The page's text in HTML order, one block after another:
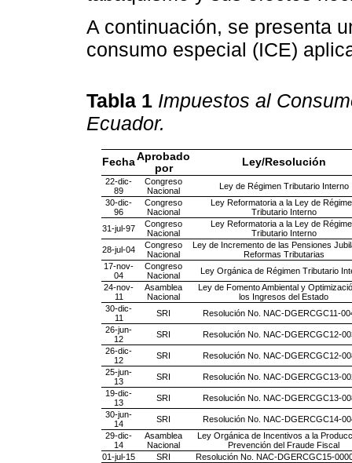
A continuación, se presenta
consumo especial (ICE)
Tabla 1 Impuestos al
Ecuador.
FechaAprobado
por
Ley/Resolución
22-dic-
89
Congreso
Nacional
Ley de Régimen Tributario Interno
30-dic-
96
Congreso
Nacional
Ley Reformatoria a la Ley de
Tributario Interno
31-jul-97
Congreso
Nacional
Ley Reformatoria a la Ley de
Tributario Interno
28-jul-04
Congreso
Nacional
Ley de Incremento de las Pensiones
Reformas Tributarias
17-nov-
04
Congreso
Nacional
Ley Orgánica de Régimen Tributario
24-nov-
11
Asamblea
Nacional
Ley de Fomento Ambiental y
los Ingresos del Estado
30-dic-
11
SRI
Resolución No. NAC-DGERCGC11-
26-jun-
12
SRI
Resolución No. NAC-DGERCGC12-
26-dic-
12
SRI
Resolución No. NAC-DGERCGC12-
25-jun-
13
SRI
Resolución No. NAC-DGERCGC13-
19-dic-
13
SRI
Resolución No. NAC-DGERCGC13-
30-jun-
14
SRI
Resolución No. NAC-DGERCGC14-
29-dic-
14
Asamblea
Nacional
Ley Orgánica de Incentivos a la
Prevención del Fraude Fiscal
01-jul-15
SRI
Resolución No. NAC-DGERCGC15-